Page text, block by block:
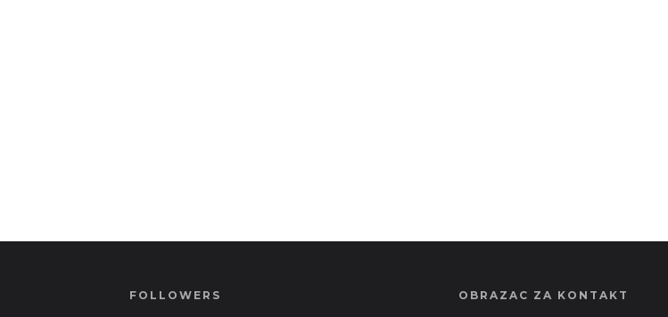
FOLLOWERS OBRAZAC ZA KONTAKT